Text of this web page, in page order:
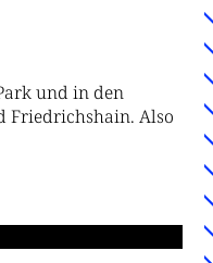
und in den
Friedrichshain. Also